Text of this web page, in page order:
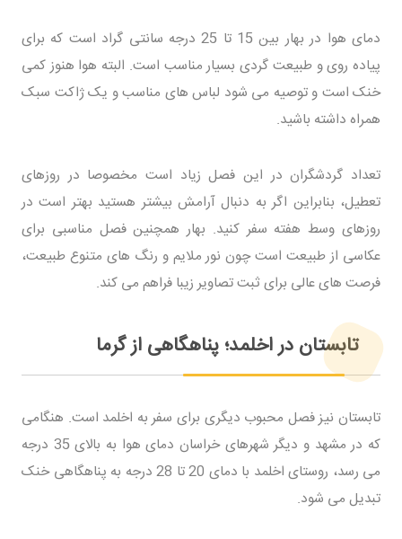
دمای هوا در بهار بین 15 تا 25 درجه سانتی گراد است که برای
پیاده روی و طبیعت گردی بسیار مناسب است. البته هوا هنوز کمی
خنک است و توصیه می شود لباس های مناسب و یک ژاکت سبک
همراه داشته باشید.
تعداد گردشگران در این فصل زیاد است مخصوصا در روزهای
تعطیل، بنابراین اگر به دنبال آرامش بیشتر هستید بهتر است در
روزهای وسط هفته سفر کنید. بهار همچنین فصل مناسبی برای
عکاسی از طبیعت است چون نور ملایم و رنگ های متنوع طبیعت،
فرصت های عالی برای ثبت تصاویر زیبا فراهم می کند.
تابستان در اخلمد؛ پناهگاهی از گرما
تابستان نیز فصل محبوب دیگری برای سفر به اخلمد است. هنگامی
که در مشهد و دیگر شهرهای خراسان دمای هوا به بالای 35 درجه
می رسد، روستای اخلمد با دمای 20 تا 28 درجه به پناهگاهی خنک
تبدیل می شود.